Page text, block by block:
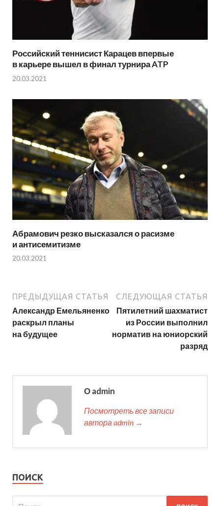
Российский теннисист Карацев впервые
в карьере вышел в финал турнира ATP
20.03.2021
Абрамович резко высказался о расизме
и антисемитизме
20.03.2021
ПРЕДЫДУЩАЯ СТАТЬЯ
Александр Емельяненко
раскрыл планы
на будущее
СЛЕДУЮЩАЯ СТАТЬЯ
Пятилетний шахматист
из России выполнил
норматив на юниорский
разряд
О admin
Посмотреть все записи
автора admin →
ПОИСК